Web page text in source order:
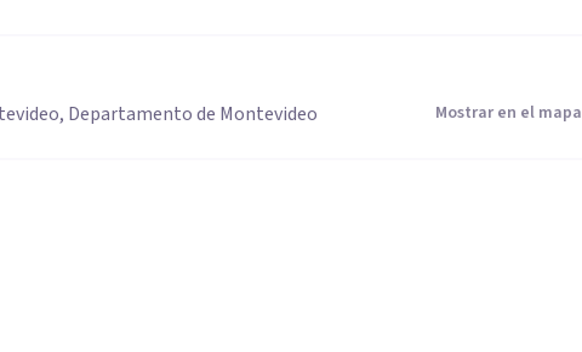
Departamento de Montevideo
Mostrar en el mapa